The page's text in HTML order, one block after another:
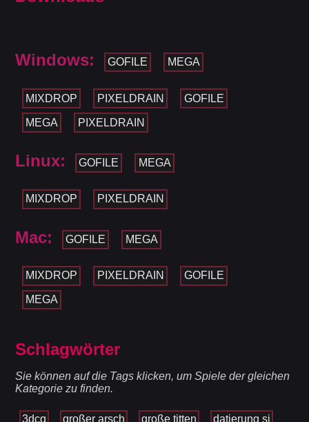
Windows: GOFILE MEGA
MIXDROP PIXELDRAIN GOFILE
MEGA PIXELDRAIN
Linux: GOFILE MEGA
MIXDROP PIXELDRAIN
Mac: GOFILE MEGA
MIXDROP PIXELDRAIN GOFILE
MEGA
Schlagwörter
Sie können auf die Tags klicken, um Spiele der gleichen
Kategorie zu finden.
3dcg großer arsch große titten datierung si